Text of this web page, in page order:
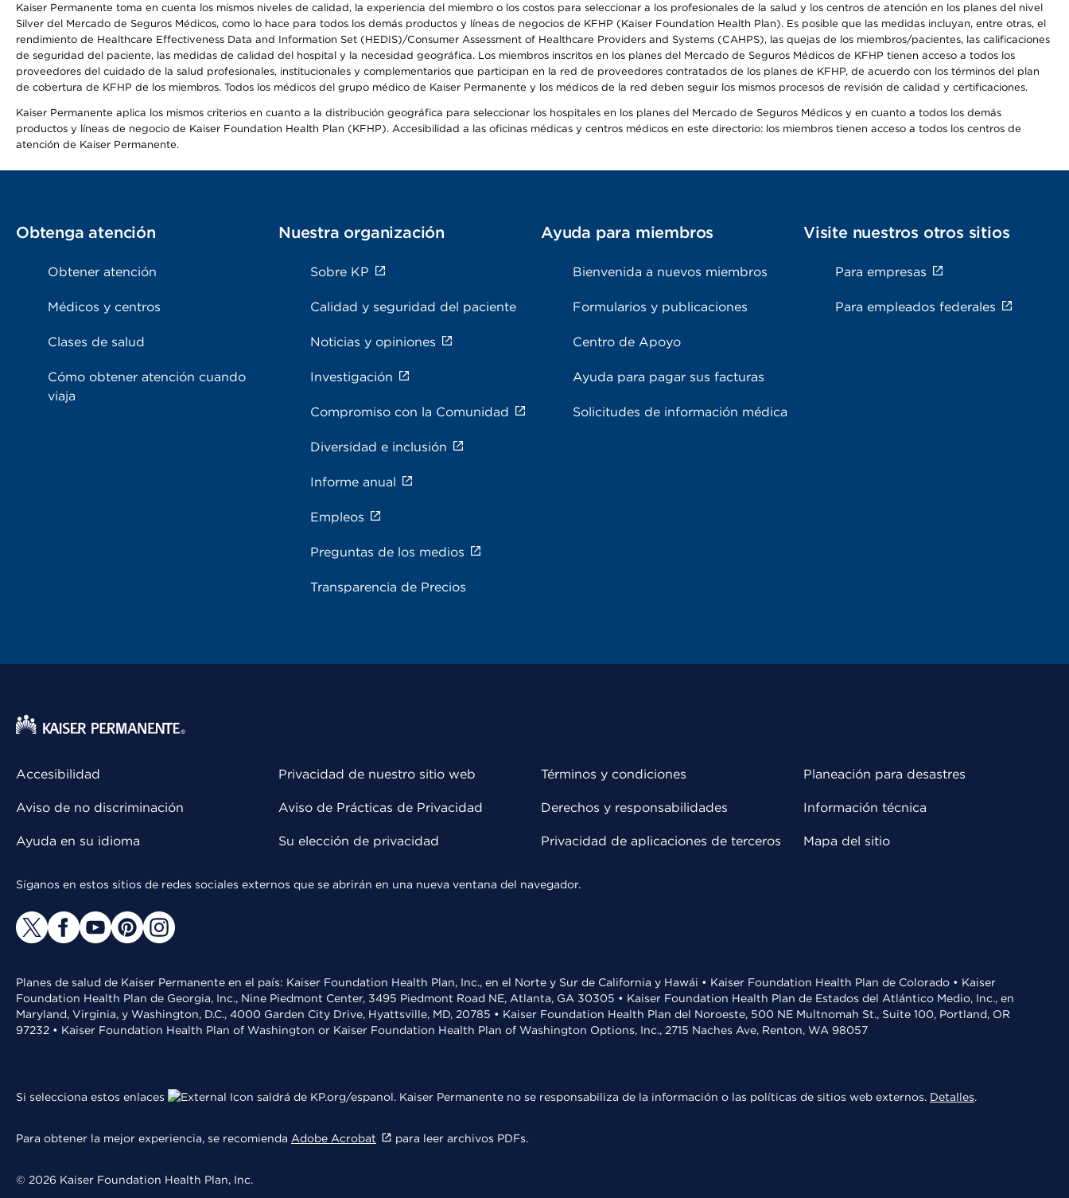
Kaiser Permanente toma en cuenta los mismos niveles de calidad, la experiencia del miembro o los costos para seleccionar a los profesionales de la salud y los centros de atención en los planes del nivel
Silver del Mercado de Seguros Médicos, como lo hace para todos los demás productos y líneas de negocios de KFHP (Kaiser Foundation Health Plan). Es posible que las medidas incluyan, entre otras, el
rendimiento de Healthcare Effectiveness Data and Information Set (HEDIS)/Consumer Assessment of Healthcare Providers and Systems (CAHPS), las quejas de los miembros/pacientes, las calificaciones
de seguridad del paciente, las medidas de calidad del hospital y la necesidad geográfica. Los miembros inscritos en los planes del Mercado de Seguros Médicos de KFHP tienen acceso a todos los
proveedores del cuidado de la salud profesionales, institucionales y complementarios que participan en la red de proveedores contratados de los planes de KFHP, de acuerdo con los términos del plan
de cobertura de KFHP de los miembros. Todos los médicos del grupo médico de Kaiser Permanente y los médicos de la red deben seguir los mismos procesos de revisión de calidad y certificaciones.
Kaiser Permanente aplica los mismos criterios en cuanto a la distribución geográfica para seleccionar los hospitales en los planes del Mercado de Seguros Médicos y en cuanto a todos los demás
productos y líneas de negocio de Kaiser Foundation Health Plan (KFHP). Accesibilidad a las oficinas médicas y centros médicos en este directorio: los miembros tienen acceso a todos los centros de
atención de Kaiser Permanente.
Obtenga atención
Obtener atención
Médicos y centros
Clases de salud
Cómo obtener atención cuando
viaja
Nuestra organización
Sobre KP
Calidad y seguridad del paciente
Noticias y opiniones
Investigación
Compromiso con la Comunidad
Diversidad e inclusión
Informe anual
Empleos
Preguntas de los medios
Transparencia de Precios
Ayuda para miembros
Bienvenida a nuevos miembros
Formularios y publicaciones
Centro de Apoyo
Ayuda para pagar sus facturas
Solicitudes de información médica
Visite nuestros otros sitios
Para empresas
Para empleados federales
Accesibilidad
Aviso de no discriminación
Ayuda en su idioma
Privacidad de nuestro sitio web
Aviso de Prácticas de Privacidad
Su elección de privacidad
Términos y condiciones
Derechos y responsabilidades
Privacidad de aplicaciones de terceros
Planeación para desastres
Información técnica
Mapa del sitio
Síganos en estos sitios de redes sociales externos que se abrirán en una nueva ventana del navegador.
Planes de salud de Kaiser Permanente en el país: Kaiser Foundation Health Plan, Inc., en el Norte y Sur de California y Hawái • Kaiser Foundation Health Plan de Colorado • Kaiser
Foundation Health Plan de Georgia, Inc., Nine Piedmont Center, 3495 Piedmont Road NE, Atlanta, GA 30305 • Kaiser Foundation Health Plan de Estados del Atlántico Medio, Inc., en
Maryland, Virginia, y Washington, D.C., 4000 Garden City Drive, Hyattsville, MD, 20785 • Kaiser Foundation Health Plan del Noroeste, 500 NE Multnomah St., Suite 100, Portland, OR
97232 • Kaiser Foundation Health Plan of Washington or Kaiser Foundation Health Plan of Washington Options, Inc., 2715 Naches Ave, Renton, WA 98057
Si selecciona estos enlaces saldrá de KP.org/espanol. Kaiser Permanente no se responsabiliza de la información o las políticas de sitios web externos. Detalles.
Para obtener la mejor experiencia, se recomienda Adobe Acrobat para leer archivos PDFs.
© 2026 Kaiser Foundation Health Plan, Inc.